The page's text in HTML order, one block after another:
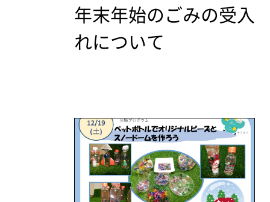
年末年始のごみの受入
れについて